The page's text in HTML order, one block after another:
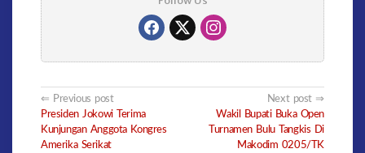
Post
navigation
Previous post
Presiden Jokowi Terima
Kunjungan Anggota Kongres
Amerika Serikat
Next post
Wakil Bupati Buka Open
Turnamen Bulu Tangkis Di
Makodim 0205/TK